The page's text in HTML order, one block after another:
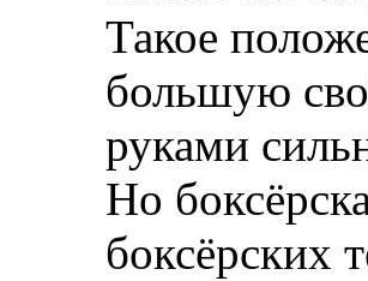
Такое
большую
руками
Но
боксёрских